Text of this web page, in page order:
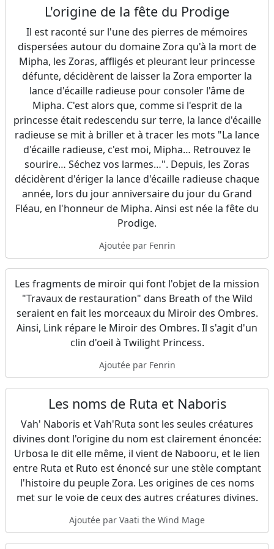
L'origine de la fête du Prodige
Il est raconté sur l'une des pierres de mémoires
dispersées autour du domaine Zora qu'à la mort de
Mipha, les Zoras, affligés et pleurant leur princesse
défunte, décidèrent de laisser la Zora emporter la
lance d'écaille radieuse pour consoler l'âme de
Mipha. C'est alors que, comme si l'esprit de la
princesse était redescendu sur terre, la lance d'écaille
radieuse se mit à briller et à tracer les mots "La lance
d'écaille radieuse, c'est moi, Mipha… Retrouvez le
sourire… Séchez vos larmes…". Depuis, les Zoras
décidèrent d'ériger la lance d'écaille radieuse chaque
année, lors du jour anniversaire du jour du Grand
Fléau, en l'honneur de Mipha. Ainsi est née la fête du
Prodige.
Ajoutée par Fenrin
Les fragments de miroir qui font l'objet de la mission
"Travaux de restauration" dans Breath of the Wild
seraient en fait les morceaux du Miroir des Ombres.
Ainsi, Link répare le Miroir des Ombres. Il s'agit d'un
clin d'oeil à Twilight Princess.
Ajoutée par Fenrin
Les noms de Ruta et Naboris
Vah' Naboris et Vah'Ruta sont les seules créatures
divines dont l'origine du nom est clairement énoncée:
Urbosa le dit elle même, il vient de Nabooru, et le lien
entre Ruta et Ruto est énoncé sur une stèle comptant
l'histoire du peuple Zora. Les origines de ces noms
met sur le voie de ceux des autres créatures divines.
Ajoutée par Vaati the Wind Mage